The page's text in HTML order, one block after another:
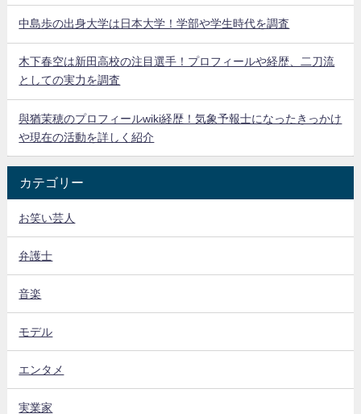
中島歩の出身大学は日本大学！学部や学生時代を調査
木下春空は新田高校の注目選手！プロフィールや経歴、二刀流
としての実力を調査
與猶茉穂のプロフィールwiki経歴！気象予報士になったきっかけ
や現在の活動を詳しく紹介
カテゴリー
お笑い芸人
弁護士
音楽
モデル
エンタメ
実業家